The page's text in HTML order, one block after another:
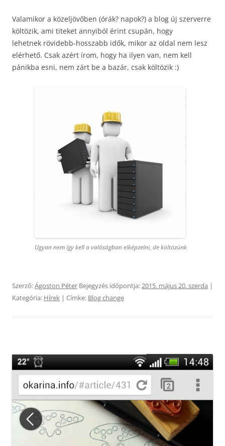
Valamikor a közeljövőben (órák? napok?) a blog új szerverre
költözik, ami titeket annyiból érint csupán, hogy
lehetnek rövidebb-hosszabb idők, mikor az oldal nem lesz
elérhető. Csak azért írom, hogy ha ilyen van, nem kell
pánikba esni, nem zárt be a bazár, csak költözik :)
Ugyan nem így kell a valóságban elképzelni, de költözünk
Szerző:Ágoston Péter Bejegyzés időpontja:2015. május 20. szerda |
Kategória: Hírek | Címke: Blog change